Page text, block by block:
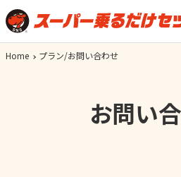
Home プラン/お問い合わせ
お問い